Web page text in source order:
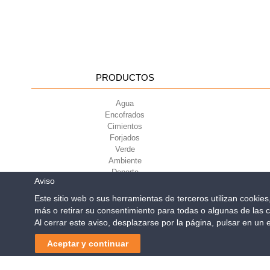
Soluciones
PRODUCTOS
Agua
Encofrados
Cimientos
Forjados
Verde
Ambiente
Deporte
Geoplast S.p.A.| Via
Reg. Impr. PD. n.
Aviso
Este sitio web o sus herramientas de terceros utilizan
más o retirar su consentimiento para todas o algunas de las
Al cerrar este aviso, desplazarse por la página, pulsar en un
Aceptar y continuar